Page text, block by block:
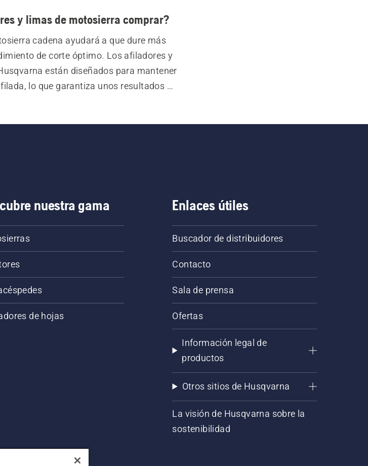
y limas de motosierra comprar?
cadena ayudará a que dure más
de corte óptimo. Los afiladores y
están diseñados para mantener
lo que garantiza unos resultados
nuestra gama
de hojas
Enlaces útiles
Buscador de distribuidores
Contacto
Sala de prensa
Ofertas
Información legal de
productos
Otros sitios de Husqvarna
La visión de Husqvarna sobre la
sostenibilidad